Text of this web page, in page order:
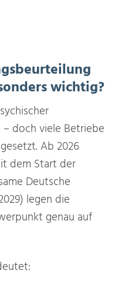
wichtig?
doch viele Betriebe
Ab 2026
dem Start der
Deutsche
legen die
genau auf